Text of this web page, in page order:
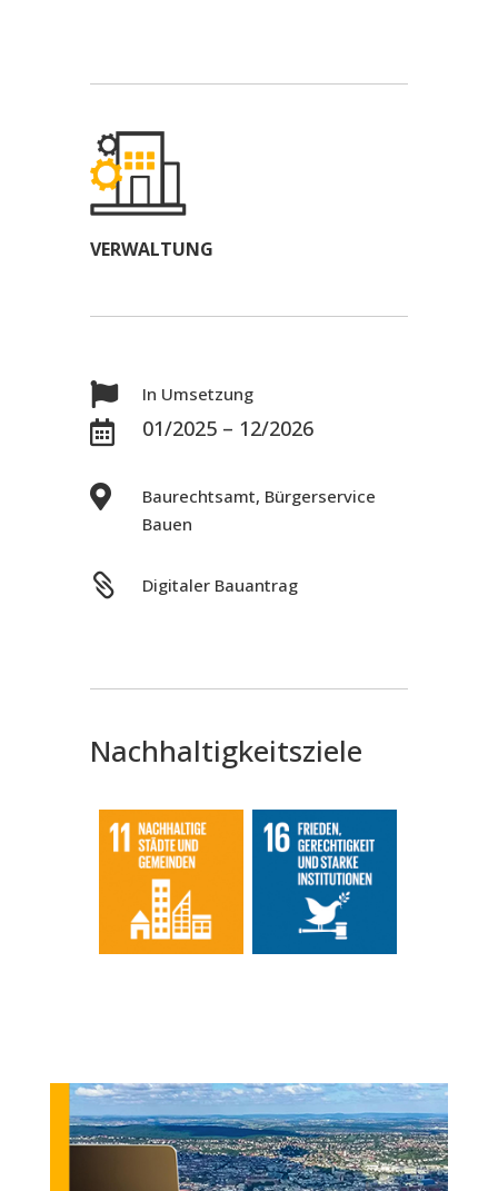
VERWALTUNG
 In Umsetzung
 01/2025 – 12/2026

Baurechtsamt, Bürgerservice
Bauen
 Digitaler Bauantrag
Nachhaltigkeitsziele